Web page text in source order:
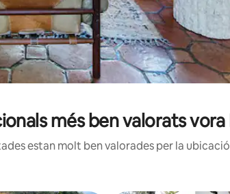
més ben valorats
estan molt ben valorades per la